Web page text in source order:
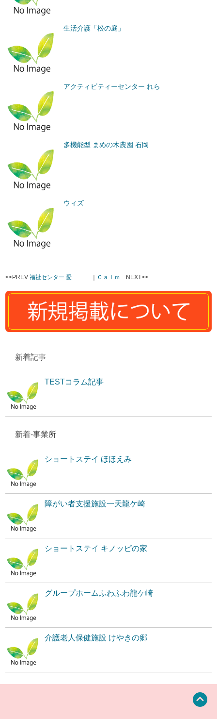
生活介護「松の庭」
アクティビティーセンター れら
多機能型 まめの木農園 石岡
ウィズ
<<PREV福祉センター 愛 ｜ Ｃａｌｍ NEXT>>
新着記事
TESTコラム記事
新着-事業所
ショートステイ ほほえみ
障がい者支援施設一天龍ケ崎
ショートステイ キノッピの家
グループホームふわふわ龍ケ崎
介護老人保健施設 けやきの郷